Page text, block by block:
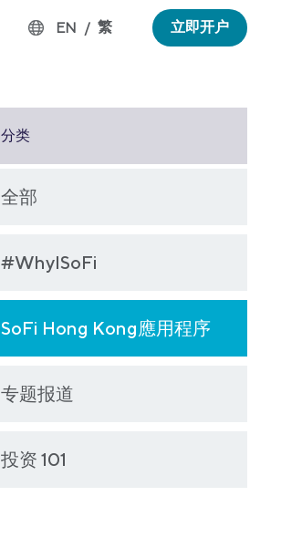
EN / 繁 立即开户
分类
全部
#WhyISoFi
SoFi Hong Kong應用程序
专题报道
投资 101